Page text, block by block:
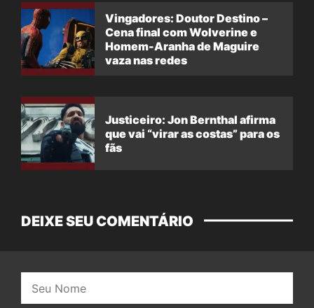
Vingadores: Doutor Destino –
Cena final com Wolverine e
Homem-Aranha de Maguire
vaza nas redes
Justiceiro: Jon Bernthal afirma
que vai “virar as costas” para os
fãs
DEIXE SEU COMENTÁRIO